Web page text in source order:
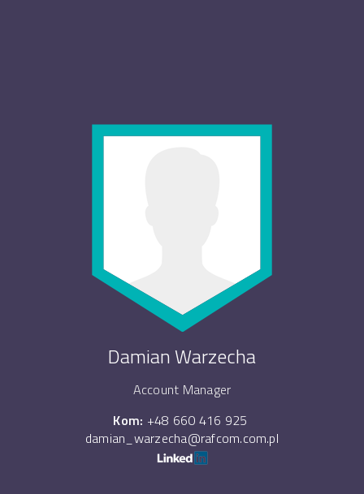
Damian Warzecha
Account Manager
Kom: +48 660 416 925
damian_warzecha@rafcom.com.pl